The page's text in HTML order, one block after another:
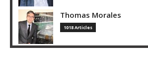
Thomas Morales
1018 Articles